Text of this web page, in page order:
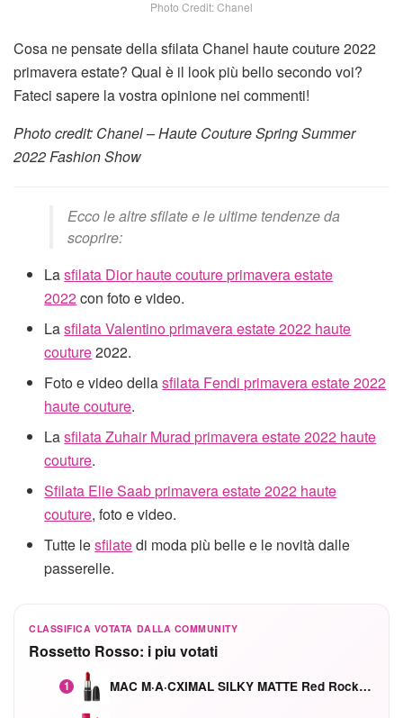
Photo Credit: Chanel
Cosa ne pensate della sfilata Chanel haute couture 2022
primavera estate? Qual è il look più bello secondo voi?
Fateci sapere la vostra opinione nei commenti!
Photo credit: Chanel – Haute Couture Spring Summer
2022 Fashion Show
Ecco le altre sfilate e le ultime tendenze da
scoprire:
Lasfilata Dior haute couture primavera estate
2022con foto e video.
Lasfilata Valentino primavera estate 2022 haute
couture2022.
Foto e video dellasfilata Fendi primavera estate 2022
haute couture.
Lasfilata Zuhair Murad primavera estate 2022 haute
couture.
Sfilata Elie Saab primavera estate 2022 haute
couture, foto e video.
Tutte lesfilatedi moda più belle e le novità dalle
passerelle.
CLASSIFICA VOTATA DALLA COMMUNITY
Rossetto Rosso: i piu votati
1 MAC M·A·CXIMAL SILKY MATTE Red Rock mat